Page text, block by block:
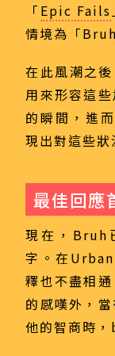
「 Epic Fails
情境為「
在此風潮之
用來形容這
的瞬間，進
現出對這些狀
最佳回應
現在，Bruh
字。在
釋也不盡相
的感嘆外，
他的智商時